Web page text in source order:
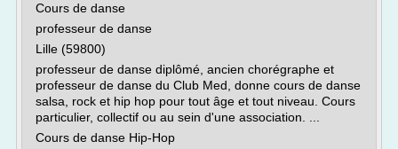
Cours de danse
professeur de danse
Lille (59800)
professeur de danse diplômé, ancien chorégraphe et
professeur de danse du Club Med, donne cours de danse
salsa, rock et hip hop pour tout âge et tout niveau. Cours
particulier, collectif ou au sein d'une association. ...
Cours de danse Hip-Hop